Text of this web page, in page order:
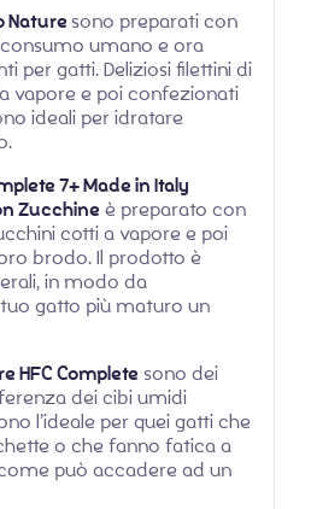
Naturesono preparati con
umano e ora
per gatti. Deliziosi filettini di
vapore e poi confezionati
ideali per idratare
7+ Made in Italy
Zucchine è preparato con
cotti a vapore e poi
brodo. Il prodotto è
in modo da
gatto più maturo un
HFC Complete sono dei
dei cibi umidi
l’ideale per quei gatti che
o che fanno fatica a
può accadere ad un